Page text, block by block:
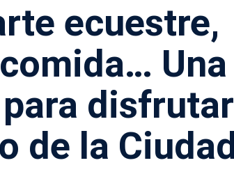
ecuestre,
Una
disfrutar
de la